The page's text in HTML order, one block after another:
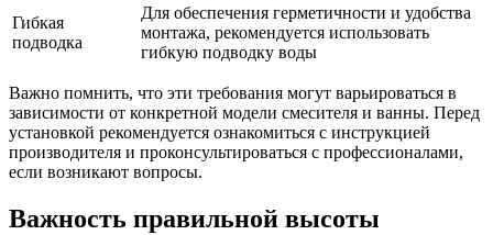
Гибкая
подводка
Для обеспечения герметичности и удобства
монтажа, рекомендуется использовать
гибкую подводку воды
Важно помнить, что эти требования могут варьироваться в
зависимости от конкретной модели смесителя и ванны. Перед
установкой рекомендуется ознакомиться с инструкцией
производителя и проконсультироваться с профессионалами,
если возникают вопросы.
Важность правильной высоты